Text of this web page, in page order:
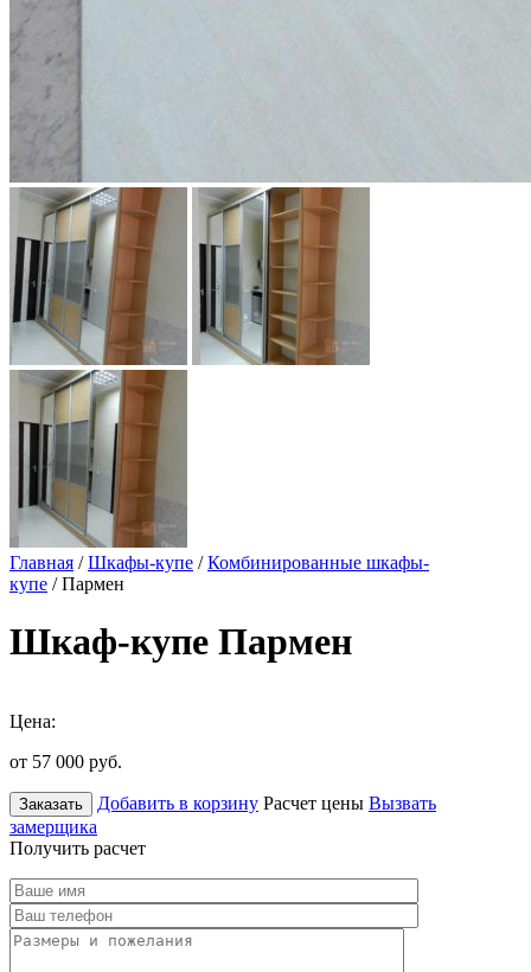
Главная /Шкафы-купе /Комбинированные шкафы-
купе / Пармен
Шкаф-купе Пармен
Цена:
от 57 000 руб.
Заказать Добавить в корзину Расчет цены Вызвать
замерщика
Получить расчет